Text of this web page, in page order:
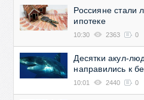
Россияне стали
ипотеке
10:30 2363 0
Десятки акул-
направились к
10:01 2440 0